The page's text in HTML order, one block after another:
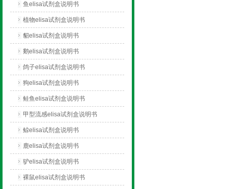
鱼elisa试剂盒说明书
植物elisa试剂盒说明书
貂elisa试剂盒说明书
鹅elisa试剂盒说明书
鸽子elisa试剂盒说明书
狗elisa试剂盒说明书
鲑鱼elisa试剂盒说明书
甲型流感elisa试剂盒说明书
鲸elisa试剂盒说明书
鹿elisa试剂盒说明书
驴elisa试剂盒说明书
裸鼠elisa试剂盒说明书